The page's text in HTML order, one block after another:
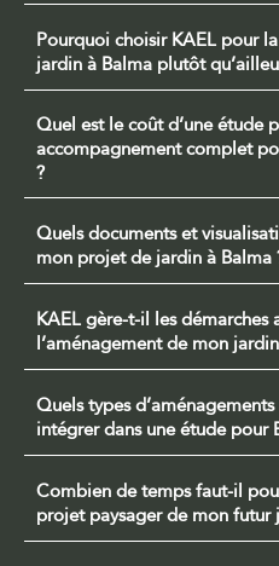
Pourquoi choisir KAEL pour
jardin à Balma plutôt
Quel est le coût d’une étude
accompagnement complet
?
Quels documents et
mon projet de jardin à Balma
KAEL gère-t-il les démarches
l’aménagement de mon
Quels types
intégrer dans une étude pour
Combien de temps faut-il
projet paysager de mon futur